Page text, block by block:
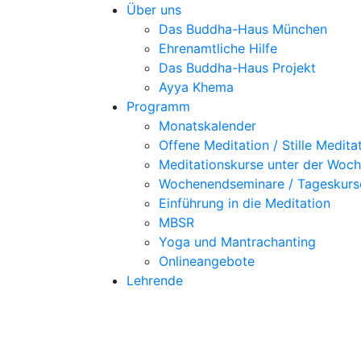
Über uns
Das Buddha-Haus München
Ehrenamtliche Hilfe
Das Buddha-Haus Projekt
Ayya Khema
Programm
Monatskalender
Offene Meditation / Stille
Meditationskurse unter der
Wochenendseminare /
Einführung in die Meditation
MBSR
Yoga und Mantrachanting
Onlineangebote
Lehrende